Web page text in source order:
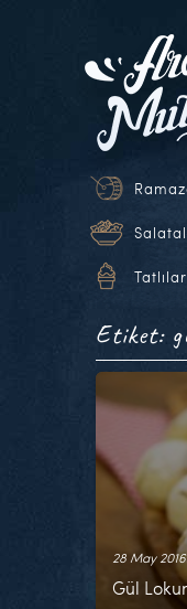
Tatlılar
Etiket:
28 May 2016
Gül